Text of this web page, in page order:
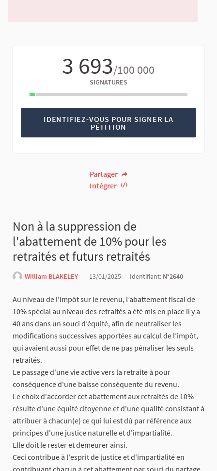
3 693/100 000
SIGNATURES
IDENTIFIEZ-VOUS POUR SIGNER LA
PÉTITION
Partager
Intégrer
Non à la suppression de
l'abattement de 10% pour les
retraités et futurs retraités
William BLAKELEY 13/01/2025 Identifiant: N°2640
Au niveau de l'impôt sur le revenu, l’abattement fiscal de
10% spécial au niveau des retraités a été mis en place il y a
40 ans dans un souci d’équité, afin de neutraliser les
modifications successives apportées au calcul de l’impôt,
qui avaient aussi pour effet de ne pas pénaliser les seuls
retraités.
Le passage d'une vie active vers la retraite à pour
conséquence d'une baisse conséquente du revenu.
Le choix d'accorder cet abattement aux retraités de 10%
résulte d'une équité citoyenne et d'une qualité consistant à
attribuer à chacun(e) ce qui lui est dû par référence aux
principes d'une justice naturelle et d'impartialité.
Elle doit le rester et demeurer ainsi.
Ceci contribue à l'esprit de justice et d'impartialité en